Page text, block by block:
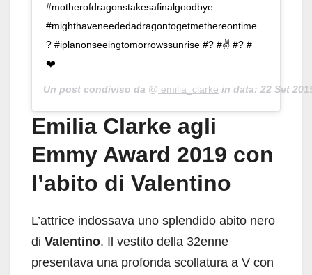
#motherofdragonstakesafinalgoodbye
#mighthaveneededadragontogetmethereontime
? #iplanonseeingtomorrowssunrise #? #✌️ #? #
❤️
Un post condiviso da @ emilia_clarke in data: 22 Set
Emilia Clarke agli
Emmy Award 2019 con
l’abito di Valentino
L’attrice indossava uno splendido abito nero
di Valentino. Il vestito della 32enne
presentava una profonda scollatura a V con